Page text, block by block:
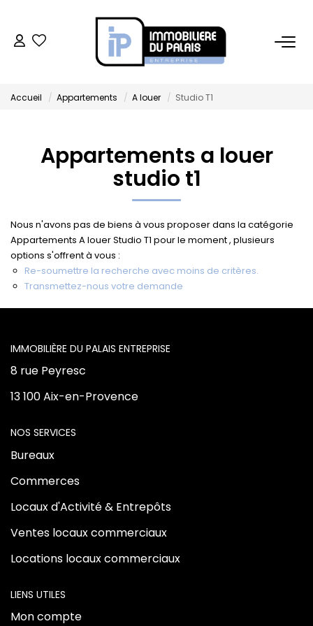
BUREAUX
Bureaux À Vendre
COMMERCES
Location Locaux Commerciaux
LOCAUX D'ACTIVITÉS
Qui Sommes Nous
Notre Équipe
Accueil Appartements A louer Studio T1
Appartements a louer
studio t1
Nous n'avons pas de biens à vous proposer dans la catégorie
Appartements A louer Studio T1 pour le moment , plusieurs
options s'offrent à vous :
Re-soumettre la recherche avec moins de critères.
Transmettez-nous votre demande
L'AGENCE
8 rue Peyresc
13 100 Aix-en-Provence
NOS SERVICES
Bureaux
Commerces
Locaux d'Activité & Entrepôts
Ventes locaux commerciaux
Locations locaux commerciaux
LIENS UTILES
Mon compte